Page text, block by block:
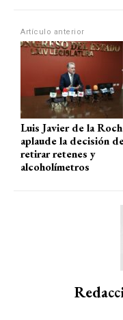
p
k
Artículo anterior
Luis Javier de la
aplaude la decisión
retirar retenes y
alcoholímetros